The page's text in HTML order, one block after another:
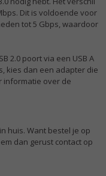
Dit is voldoende voor
tot 5 Gbps, waardoor
2.0 poort via een USB A
kies dan een adapter die
informatie over de
huis. Want bestel je op
dan gerust contact op